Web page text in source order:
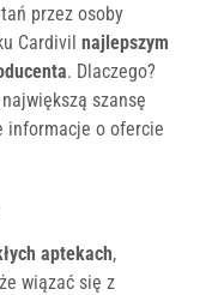
przez osoby
Cardivil najlepszym
. Dlaczego?
szansę
informacje o ofercie
aptekach,
wiązać się z